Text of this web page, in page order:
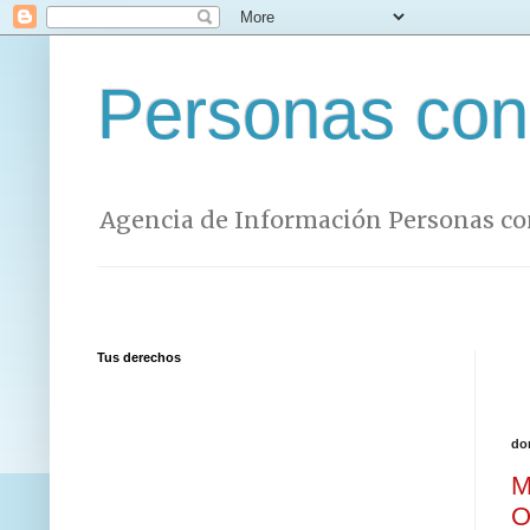
Personas
Agencia de Información Personas
Tus derechos